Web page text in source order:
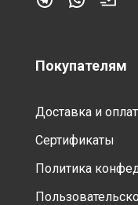
Покупателям
Доставка и
Сертификаты
Политика